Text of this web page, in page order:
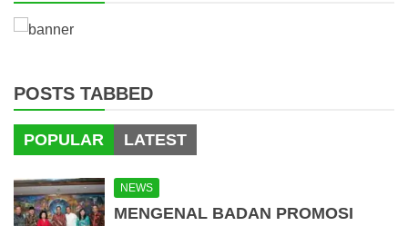
POSTS TABBED
POPULAR LATEST
NEWS
MENGENAL BADAN PROMOSI